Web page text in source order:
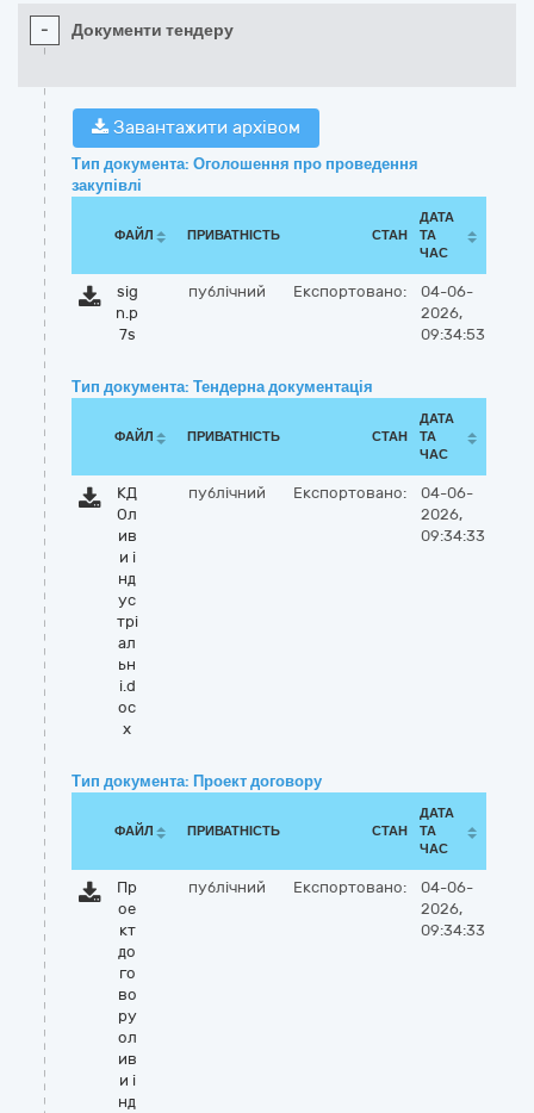
- Документи тендеру
Завантажити архівом
Тип документа: Оголошення про проведення
закупівлі
ФАЙЛ ПРИВАТНІСТЬ СТАН
ДАТА
ТА
ЧАС
sig
n.p
7s
публічний Експортовано:
04-06-
2026,
09:34:53
Тип документа: Тендерна документація
ФАЙЛ ПРИВАТНІСТЬ СТАН
ДАТА
ТА
ЧАС
КД
Ол
ив
и і
нд
ус
трі
ал
ьн
і.d
oc
x
публічний Експортовано:
04-06-
2026,
09:34:33
Тип документа: Проект договору
ФАЙЛ ПРИВАТНІСТЬ СТАН
ДАТА
ТА
ЧАС
Пр
ое
кт
до
го
во
ру
ол
ив
и і
нд
публічний Експортовано:
04-06-
2026,
09:34:33